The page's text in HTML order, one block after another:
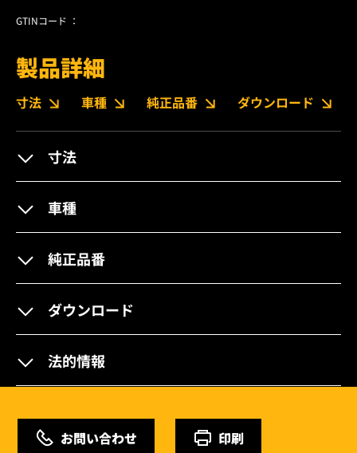
GTINコード ：
製品詳細
寸法 車種 純正品番 ダウンロード
寸法
車種
純正品番
ダウンロード
法的情報
お問い合わせ 印刷